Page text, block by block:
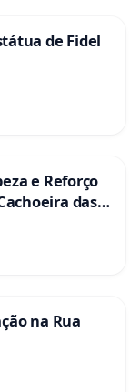
de Fidel
e Reforço
das
na Rua